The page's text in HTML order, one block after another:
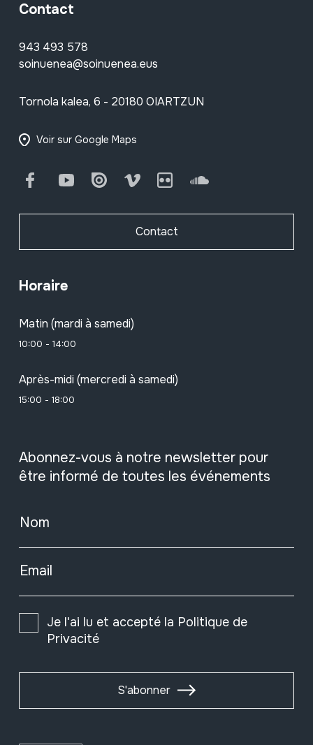
Contact
943 493 578
soinuenea@soinuenea.eus
Tornola kalea, 6 - 20180 OIARTZUN
Voir sur Google Maps
FacebookYoutube Issuu Vimeo Flickr SoundCloud
Contact
Horaire
Matin (mardi à samedi)
10:00 - 14:00
Après-midi (mercredi à samedi)
15:00 - 18:00
Abonnez-vous à notre newsletter pour
être informé de toutes les événements
Nom
Email
Je l'ai lu et accepté la Politique de
Privacité
S'abonner